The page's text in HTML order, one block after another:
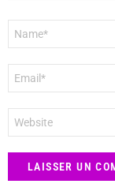
mail
*
web